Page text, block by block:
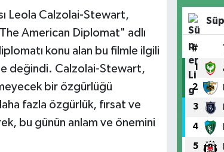
Leola Calzolai-Stewart,
American Diplomat" adlı
konu alan bu filmle ilgili
değindi. Calzolai-Stewart,
bir özgürlüğü
fazla özgürlük, fırsat ve
bu günün anlam ve önemini
#
1
2
3
4
5